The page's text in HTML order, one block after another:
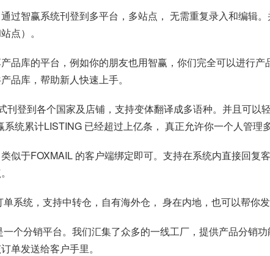
过智赢系统刊登到多平台，多站点， 无需重复录入和编辑
点）。
品库的平台，例如你的朋友也用智赢，你们完全可以进行
品库，帮助新人快速上手。
登到各个国家及店铺，支持变体翻译成多语种。并且可以
统累计LISTING 已经超过上亿条， 真正允许你一个人管理
似于FOXMAIL 的客户端绑定即可。支持在系统内直接回复
系统，支持中转仓，自有海外仓， 身在内地，也可以帮你
个分销平台。我们汇集了众多的一线工厂，提供产品分销
单发送给客户手里。